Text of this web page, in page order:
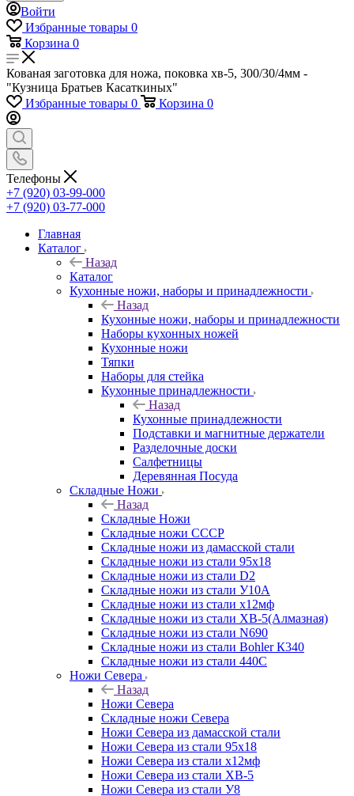
Войти
Избранные товары 0
Корзина 0
Кованая заготовка для ножа, поковка хв-5, 300/30/4мм -
"Кузница Братьев Касаткиных"
Избранные товары 0 Корзина 0
Телефоны
+7 (920) 03-99-000
+7 (920) 03-77-000
Главная
Каталог
Назад
Каталог
Кухонные ножи, наборы и принадлежности
Назад
Кухонные ножи, наборы и принадлежности
Наборы кухонных ножей
Кухонные ножи
Тяпки
Наборы для стейка
Кухонные принадлежности
Назад
Кухонные принадлежности
Подставки и магнитные держатели
Разделочные доски
Салфетницы
Деревянная Посуда
Складные Ножи
Назад
Складные Ножи
Cкладные ножи СССР
Складные ножи из дамасской стали
Складные ножи из стали 95х18
Складные ножи из стали D2
Складные ножи из стали У10А
Складные ножи из стали х12мф
Складные ножи из стали ХВ-5(Алмазная)
Складные ножи из стали N690
Складные ножи из стали Bohler К340
Складные ножи из стали 440С
Ножи Севера
Назад
Ножи Севера
Складные ножи Севера
Ножи Севера из дамасской стали
Ножи Севера из стали 95х18
Ножи Севера из стали х12мф
Ножи Севера из стали ХВ-5
Ножи Севера из стали У8